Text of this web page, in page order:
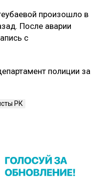
произошло в
После аварии
с
полиции за
РК